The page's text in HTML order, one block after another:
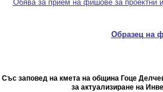
Обява за прием на фишове за проектни
Образец на
Със заповед на кмета на община Гоце
за актуализиране на